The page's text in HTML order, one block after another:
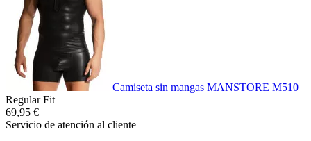
Camiseta sin mangas MANSTORE M510
Regular Fit
69,95 €
Servicio de atención al cliente